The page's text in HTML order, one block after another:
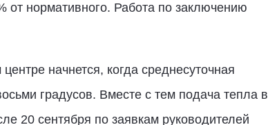
от нормативного. Работа по заключению
начнется, когда среднесуточная
градусов. Вместе с тем подача тепла в
20 сентября по заявкам руководителей